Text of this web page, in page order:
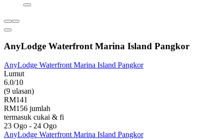
AnyLodge Waterfront Marina Island Pangkor
AnyLodge Waterfront Marina Island Pangkor
Lumut
6.0/10
(9 ulasan)
RM141
RM156 jumlah
termasuk cukai & fi
23 Ogo - 24 Ogo
AnyLodge Waterfront Marina Island Pangkor